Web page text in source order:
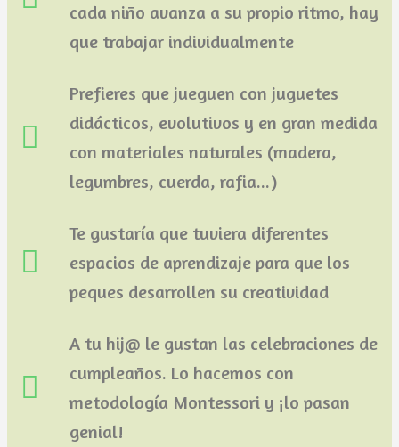
cada niño avanza a su propio ritmo, hay
que trabajar individualmente
Prefieres que jueguen con juguetes
didácticos, evolutivos y en gran medida
con materiales naturales (madera,
legumbres, cuerda, rafia...)
Te gustaría que tuviera diferentes
espacios de aprendizaje para que los
peques desarrollen su creatividad
A tu hij@ le gustan las celebraciones de
cumpleaños. Lo hacemos con
metodología Montessori y ¡lo pasan
genial!